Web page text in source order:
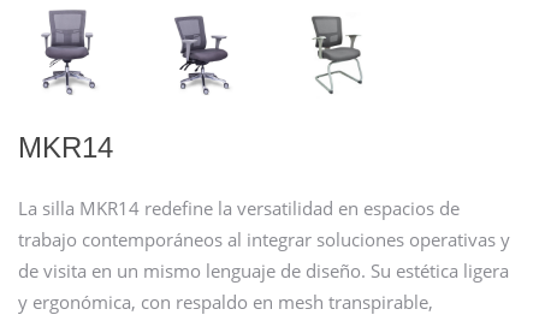
MKR14
La silla MKR14 redefine la versatilidad en espacios de
trabajo contemporáneos al integrar soluciones operativas y
de visita en un mismo lenguaje de diseño. Su estética ligera
y ergonómica, con respaldo en mesh transpirable,